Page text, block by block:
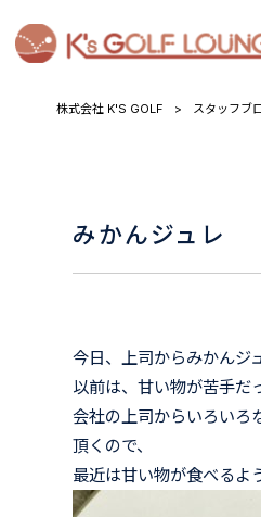
株式会社 K'S GOLF > スタッフブ
みかんジュレ
今日、上司からみかんジ
以前は、甘い物が苦手だ
会社の上司からいろいろ
頂くので、
最近は甘い物が食べるよ